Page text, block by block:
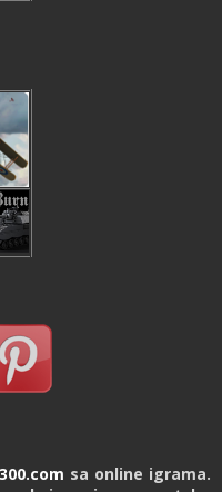
sa online igrama.